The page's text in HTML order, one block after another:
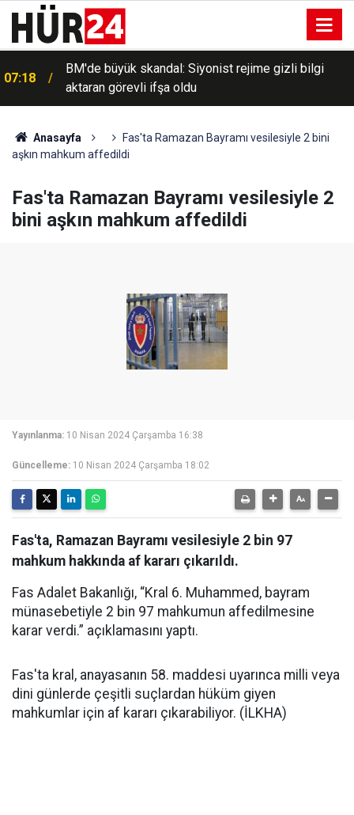
07:18
BM'de büyük skandal: Siyonist rejime gizli bilgi
aktaran görevli ifşa oldu
Anasayfa
Fas'ta Ramazan Bayramı vesilesiyle 2 bini
aşkın mahkum affedildi
Fas'ta Ramazan Bayramı vesilesiyle 2
bini aşkın mahkum affedildi
Yayınlanma: 10 Nisan 2024 Çarşamba 16:38
Güncelleme: 10 Nisan 2024 Çarşamba 18:02
Fas'ta, Ramazan Bayramı vesilesiyle 2 bin 97
mahkum hakkında af kararı çıkarıldı.
Fas Adalet Bakanlığı, “Kral 6. Muhammed, bayram
münasebetiyle 2 bin 97 mahkumun affedilmesine
karar verdi.” açıklamasını yaptı.
Fas'ta kral, anayasanın 58. maddesi uyarınca milli veya
dini günlerde çeşitli suçlardan hüküm giyen
mahkumlar için af kararı çıkarabiliyor. (İLKHA)